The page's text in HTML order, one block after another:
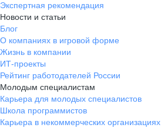
Экспертная рекомендация
Новости и статьи
Блог
О компаниях в игровой форме
Жизнь в компании
ИТ-проекты
Рейтинг работодателей России
Молодым специалистам
Карьера для молодых специалистов
Школа программистов
Карьера в некоммерческих организациях